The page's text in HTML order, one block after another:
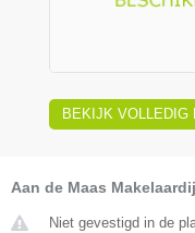
BEKIJK VOLLEDIG
Aan de Maas Makelaardij
Niet gevestigd in de